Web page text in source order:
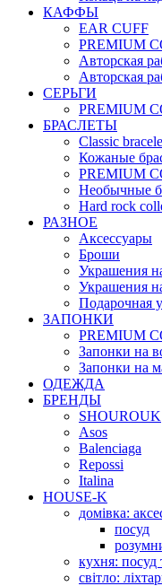
КАФФЫ
EAR CUFF
PREMIUM
Авторская
Авторская
СЕРЬГИ
PREMIUM
БРАСЛЕТЫ
Classic
Кожаные
PREMIUM
Необычные
Hard rock
РАЗНОЕ
Аксессуары
Броши
Украшения
Украшения
Подарочная
ЗАПОНКИ
PREMIUM
Запонки на
Запонки на
ОДЕЖДА
БРЕНДЫ
SHOUROUK
Asos
Balenciaga
Repossi
Italina
HOUSE-K
домівка:
посуд
кухня: посуд
світло: